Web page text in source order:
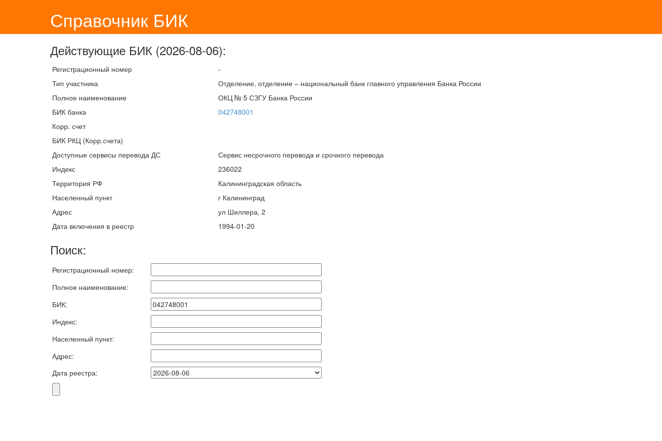
Справочник БИК
Действующие БИК (2026-08-06):
Регистрационный номер
-
Тип участника
Отделение, отделение – национальный банк главного управления Банка России
Полное наименование
ОКЦ № 5 СЗГУ Банка России
БИК банка
042748001
Корр. счет
БИК РКЦ (Корр.счета)
Доступные сервисы перевода ДС
Сервис несрочного перевода и срочного перевода
Индекс
236022
Территория РФ
Калининградская область
Населенный пункт
г Калининград
Адрес
ул Шиллера, 2
Дата включения в реестр
1994-01-20
Поиск:
Регистрационный номер:
Полное наименование:
БИК:
Индекс:
Населенный пункт:
Адрес:
Дата реестра: